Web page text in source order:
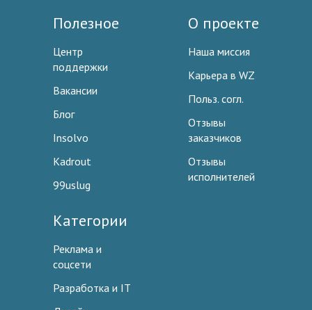
Полезное
Центр
поддержки
Вакансии
Блог
Insolvo
Kadrout
99uslug
О проекте
Наша миссия
Карьера в WZ
Польз. согл.
Отзывы
заказчиков
Отзывы
исполнителей
Категории
Реклама и
соцсети
Разработка и IT